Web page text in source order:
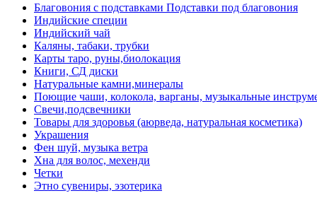
Благовония с подставками Подставки под благовония
Индийские специи
Индийский чай
Каляны, табаки, трубки
Карты таро, руны,биолокация
Книги, СД диски
Натуральные камни,минералы
Поющие чаши, колокола, варганы, музыкальные
Свечи,подсвечники
Товары для здоровья (аюрведа, натуральная косметика)
Украшения
Фен шуй, музыка ветра
Хна для волос, мехенди
Четки
Этно сувениры, эзотерика